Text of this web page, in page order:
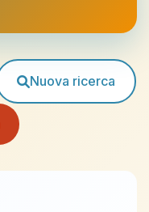
Nuova ricerca